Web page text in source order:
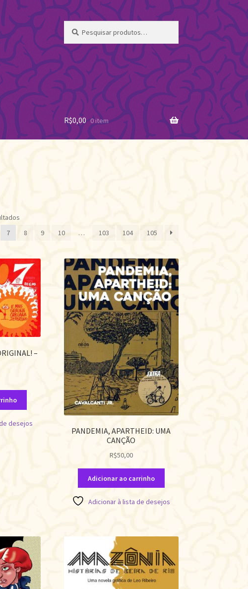
por:
R$0,00 0 item
Classificado
7 8 9 10 … 103 104 105
–
desejos
PANDEMIA, APARTHEID: UMA
CANÇÃO
R$50,00
Adicionar ao carrinho
Adicionar à lista de desejos